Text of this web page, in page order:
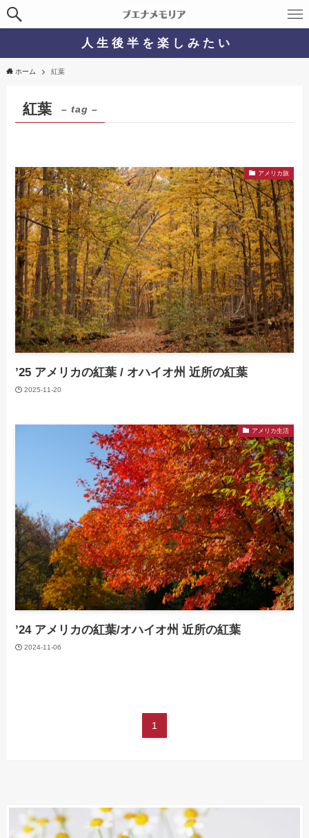
人 生 後 半 を 楽 し み た い
ホーム 紅葉
紅葉 – tag –
アメリカ旅
’25 アメリカの紅葉 / オハイオ州 近所の紅葉
2025-11-20
アメリカ生活
’24 アメリカの紅葉/オハイオ州 近所の紅葉
2024-11-06
1